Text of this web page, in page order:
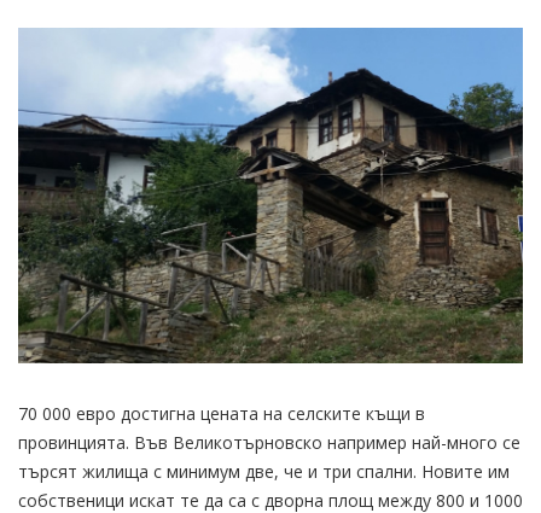
70 000 евро достигна цената на селските къщи в
провинцията. Във Великотърновско например най-много се
търсят жилища с минимум две, че и три спални. Новите им
собственици искат те да са с дворна площ между 800 и 1000